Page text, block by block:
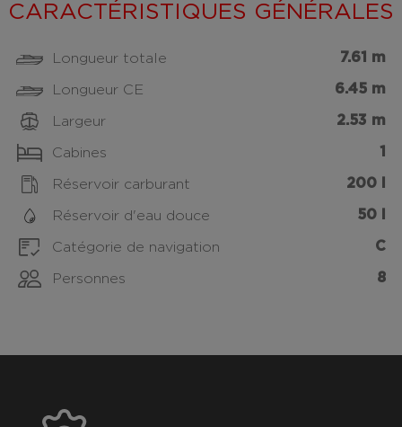
CARACTÉRISTIQUES GÉNÉRALES
Longueur totale 7.61 m
Longueur CE 6.45 m
Largeur 2.53 m
Cabines 1
Réservoir carburant 200 l
Réservoir d'eau douce 50 l
Catégorie de navigation C
Personnes 8